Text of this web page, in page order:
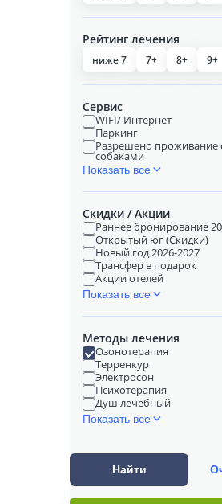
Рейтинг лечения
ниже 7 7+ 8+ 9+
Сервис
WIFI/ Интернет
Паркинг
Разрешено проживание
собаками
Показать все
Скидки / Акции
Раннее бронирование
Открытый юг (Скидки)
Новый год 2026-2027
Трансфер в подарок
Акции отелей
Показать все
Методы лечения
Озонотерапия
Терренкур
Электросон
Психотерапия
Душ лечебный
Показать все
Найти